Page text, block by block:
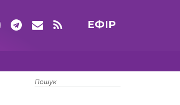
ЕФІР
15 ТРАВНЯ